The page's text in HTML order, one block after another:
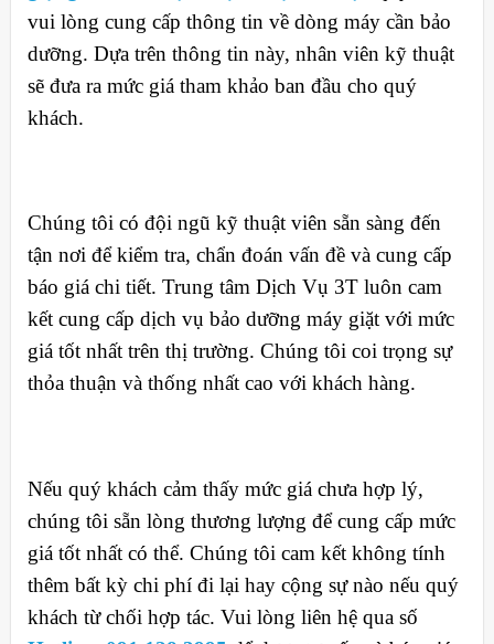
vui lòng cung cấp thông tin về dòng máy cần bảo
dưỡng. Dựa trên thông tin này, nhân viên kỹ thuật
sẽ đưa ra mức giá tham khảo ban đầu cho quý
khách.
Chúng tôi có đội ngũ kỹ thuật viên sẵn sàng đến
tận nơi để kiểm tra, chẩn đoán vấn đề và cung cấp
báo giá chi tiết. Trung tâm Dịch Vụ 3T luôn cam
kết cung cấp dịch vụ bảo dưỡng máy giặt với mức
giá tốt nhất trên thị trường. Chúng tôi coi trọng sự
thỏa thuận và thống nhất cao với khách hàng.
Nếu quý khách cảm thấy mức giá chưa hợp lý,
chúng tôi sẵn lòng thương lượng để cung cấp mức
giá tốt nhất có thể. Chúng tôi cam kết không tính
thêm bất kỳ chi phí đi lại hay cộng sự nào nếu quý
khách từ chối hợp tác. Vui lòng liên hệ qua số